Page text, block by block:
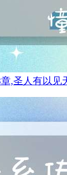
,圣人有以见